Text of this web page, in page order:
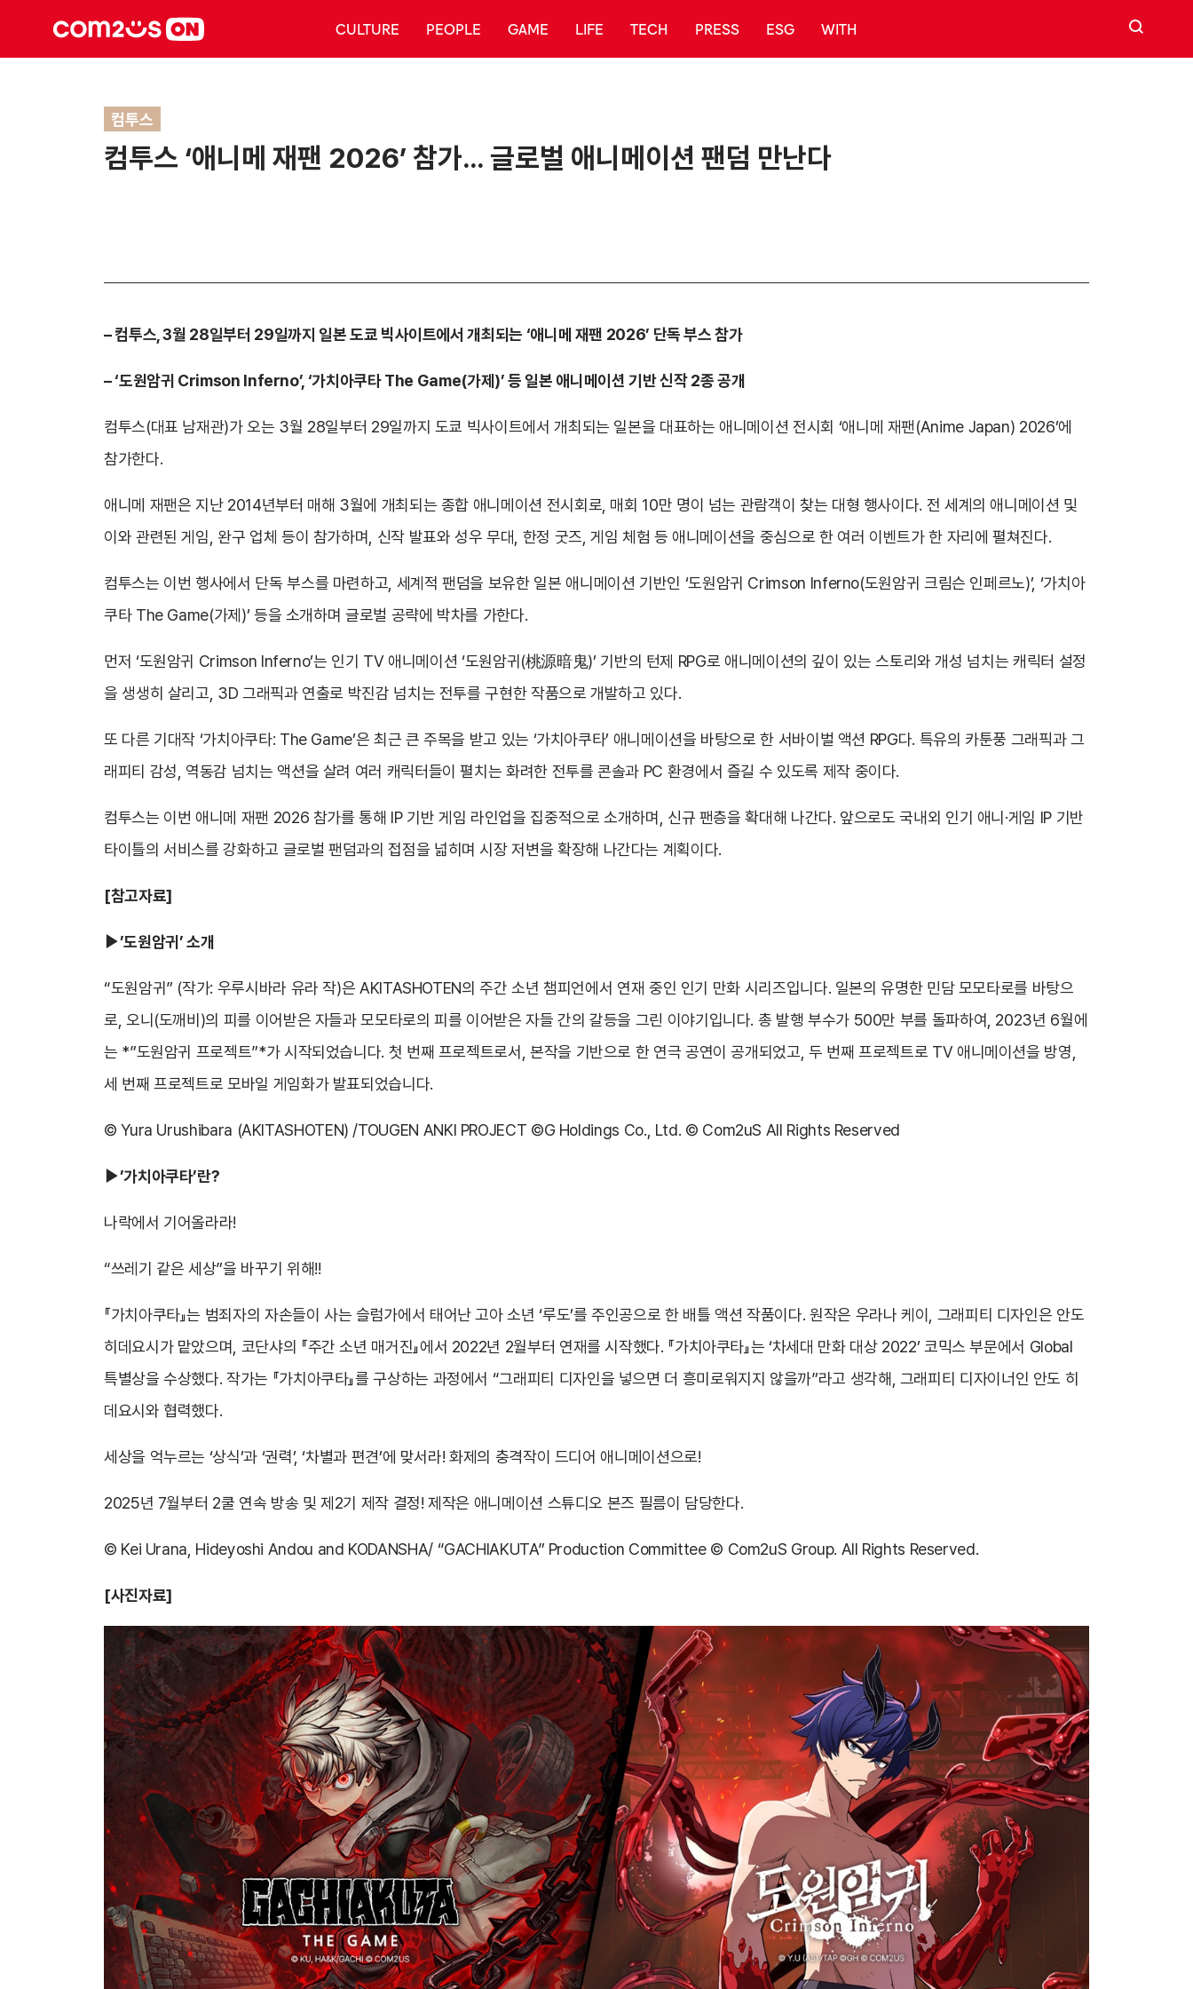
CULTURE PEOPLE GAME LIFE TECH PRESS ESG WITH 검색
컴투스
컴투스 ‘애니메 재팬 2026’ 참가… 글로벌 애니메이션 팬덤 만난다
–컴투스, 3월 28일부터 29일까지 일본 도쿄 빅사이트에서 개최되는 ‘애니메 재팬 2026’ 단독 부스 참가
–‘도원암귀 Crimson Inferno’, ‘가치아쿠타 The Game(가제)’ 등 일본 애니메이션 기반 신작 2종 공개
컴투스(대표 남재관)가 오는 3월 28일부터 29일까지 도쿄 빅사이트에서 개최되는 일본을 대표하는 애니메이션전시회 ‘애니메 재팬(Anime Japan) 2026’에
참가한다.
애니메 재팬은 지난 2014년부터 매해 3월에 개최되는 종합 애니메이션 전시회로, 매회 10만 명이 넘는 관람객이 찾는 대형 행사이다. 전 세계의 애니메이션 및
이와 관련된 게임, 완구 업체 등이 참가하며, 신작 발표와 성우 무대, 한정 굿즈, 게임 체험 등 애니메이션을 중심으로 한 여러 이벤트가 한 자리에 펼쳐진다.
컴투스는 이번 행사에서 단독 부스를 마련하고, 세계적 팬덤을 보유한 일본 애니메이션 기반인 ‘도원암귀 Crimson Inferno(도원암귀 크림슨 인페르노)’, ‘가치아
쿠타 The Game(가제)’ 등을 소개하며 글로벌 공략에 박차를 가한다.
먼저 ‘도원암귀 Crimson Inferno’는 인기 TV 애니메이션 ‘도원암귀(桃源暗鬼)’ 기반의 턴제 RPG로 애니메이션의 깊이 있는 스토리와 개성 넘치는 캐릭터 설정
을 생생히 살리고, 3D 그래픽과 연출로 박진감 넘치는 전투를 구현한 작품으로 개발하고 있다.
또 다른 기대작 ‘가치아쿠타: The Game’은 최근 큰 주목을 받고 있는 ‘가치아쿠타’ 애니메이션을 바탕으로 한 서바이벌 액션 RPG다. 특유의 카툰풍 그래픽과 그
래피티 감성, 역동감 넘치는 액션을 살려 여러 캐릭터들이 펼치는 화려한 전투를 콘솔과 PC 환경에서 즐길 수 있도록 제작 중이다.
컴투스는 이번 애니메 재팬 2026 참가를 통해 IP 기반 게임 라인업을 집중적으로 소개하며, 신규 팬층을 확대해 나간다. 앞으로도 국내외 인기 애니·게임 IP 기반
타이틀의 서비스를 강화하고 글로벌 팬덤과의 접점을 넓히며 시장 저변을 확장해 나간다는 계획이다.
[참고자료]
▶’도원암귀’ 소개
“도원암귀” (작가: 우루시바라 유라 작)은 AKITASHOTEN의 주간 소년 챔피언에서 연재 중인 인기 만화 시리즈입니다. 일본의 유명한 민담 모모타로를 바탕으
로, 오니(도깨비)의 피를 이어받은 자들과 모모타로의 피를 이어받은 자들 간의 갈등을 그린 이야기입니다. 총 발행 부수가 500만 부를 돌파하여, 2023년 6월에
는 *”도원암귀 프로젝트”*가 시작되었습니다. 첫 번째 프로젝트로서, 본작을 기반으로 한 연극 공연이 공개되었고, 두 번째 프로젝트로 TV 애니메이션을 방영,
세 번째 프로젝트로 모바일 게임화가 발표되었습니다.
© Yura Urushibara (AKITASHOTEN) /TOUGEN ANKI PROJECT ©G Holdings Co., Ltd. © Com2uS All Rights Reserved
▶’가치아쿠타’란?
나락에서 기어올라라!
“쓰레기 같은 세상”을 바꾸기 위해!!
『가치아쿠타』는 범죄자의 자손들이 사는 슬럼가에서 태어난 고아 소년 ‘루도’를 주인공으로 한 배틀 액션 작품이다. 원작은 우라나 케이, 그래피티 디자인은 안도
히데요시가 맡았으며, 코단샤의 『주간 소년 매거진』에서 2022년 2월부터 연재를 시작했다. 『가치아쿠타』는 ‘차세대 만화 대상 2022’ 코믹스 부문에서 Global
특별상을 수상했다. 작가는 『가치아쿠타』를 구상하는 과정에서 “그래피티 디자인을 넣으면 더 흥미로워지지 않을까”라고 생각해, 그래피티 디자이너인 안도 히
데요시와 협력했다.
세상을 억누르는 ‘상식’과 ‘권력’, ‘차별과 편견’에 맞서라! 화제의 충격작이 드디어 애니메이션으로!
2025년 7월부터 2쿨 연속 방송 및 제2기 제작 결정! 제작은 애니메이션 스튜디오 본즈 필름이 담당한다.
© Kei Urana, Hideyoshi Andou and KODANSHA/ “GACHIAKUTA” Production Committee © Com2uS Group. All Rights Reserved.
[사진자료]